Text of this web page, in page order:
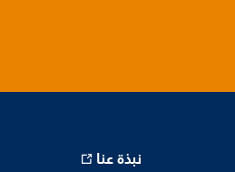
نبذة عنا